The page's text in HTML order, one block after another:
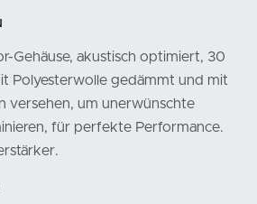
Gehäuse, akustisch optimiert, 30
Polyesterwolle gedämmt und mit
versehen, um unerwünschte
für perfekte Performance.